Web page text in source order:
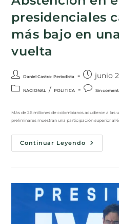
presidenciales
más bajo en
vuelta
Daniel Castro- Periodista junio
NACIONAL / POLITICA Sin
Más de 26 millones de colombianos acudieron a las
preliminares muestran una participación superior al
Continuar Leyendo